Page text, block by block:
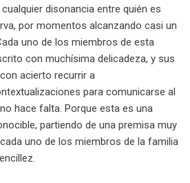
disonancia entre quién es
por momentos alcanzando casi un
uno de los miembros de esta
con muchísima delicadeza, y sus
acierto recurrir a
para comunicarse al
hace falta. Porque esta es una
partiendo de una premisa muy
uno de los miembros de la familia